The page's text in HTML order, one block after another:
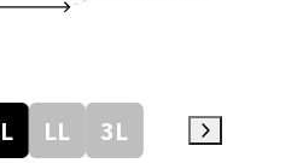
L LL 3L